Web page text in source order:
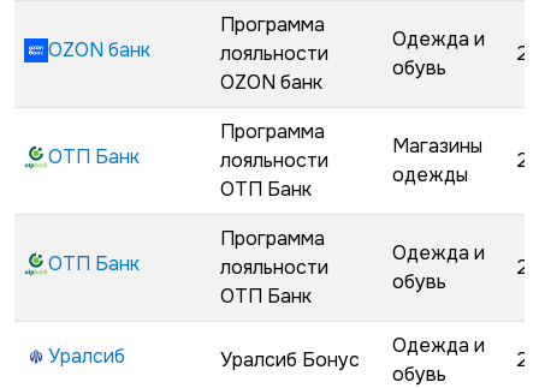
OZON банк
Программа
лояльности
OZON банк
Одежда и
обувь
ОТП Банк
Программа
лояльности
ОТП Банк
Магазины
одежды
ОТП Банк
Программа
лояльности
ОТП Банк
Одежда и
обувь
Уралсиб Уралсиб Бонус
Одежда и
обувь